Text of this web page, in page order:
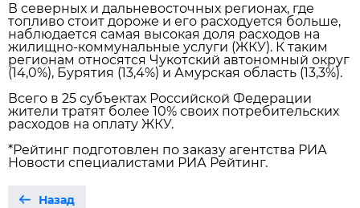
В северных и дальневосточных регионах, где
топливо стоит дороже и его расходуется больше,
наблюдается самая высокая доля расходов на
жилищно-коммунальные услуги (ЖКУ). К таким
регионам относятся Чукотский автономный округ
(14,0%), Бурятия (13,4%) и Амурская область (13,3%).
Всего в 25 субъектах Российской Федерации
жители тратят более 10% своих потребительских
расходов на оплату ЖКУ.
*Рейтинг подготовлен по заказу агентства РИА
Новости специалистами РИА Рейтинг.
Назад